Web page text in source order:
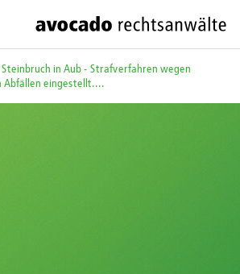
Steinbruch in Aub - Strafverfahren wegen
Abfällen eingestellt....